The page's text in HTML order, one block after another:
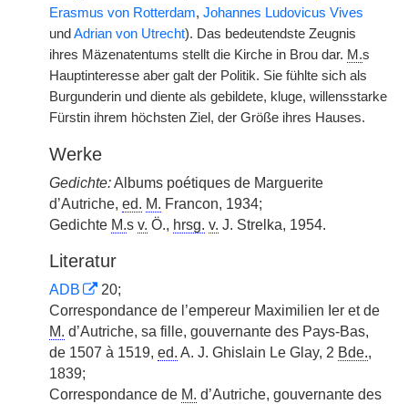
Erasmus von Rotterdam, Johannes Ludovicus Vives
und Adrian von Utrecht). Das bedeutendste Zeugnis
ihres Mäzenatentums stellt die Kirche in Brou dar. M.s
Hauptinteresse aber galt der Politik. Sie fühlte sich als
Burgunderin und diente als gebildete, kluge, willensstarke
Fürstin ihrem höchsten Ziel, der Größe ihres Hauses.
Werke
Gedichte:Albums poétiques de Marguerite
d’Autriche, ed. M. Francon, 1934;
Gedichte M.s v. Ö., hrsg. v. J. Strelka, 1954.
Literatur
ADB
20;
Correspondance de l’empereur Maximilien Ier et de
M. d’Autriche, sa fille, gouvernante des Pays-Bas,
de 1507 à 1519, ed. A. J. Ghislain Le Glay, 2 Bde.,
1839;
Correspondance de M. d’Autriche, gouvernante des